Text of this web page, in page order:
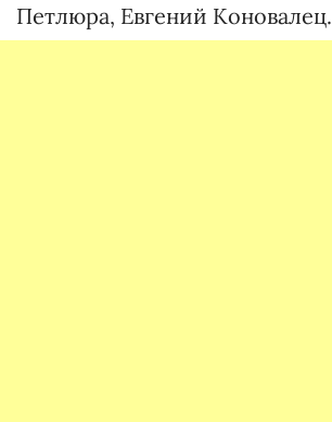
Петлюра, Евгений Коновалец.